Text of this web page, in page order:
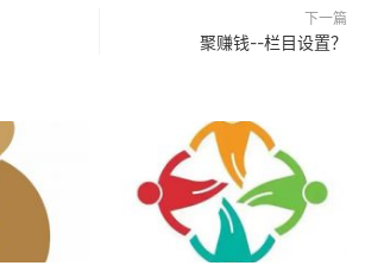
下一篇
聚赚钱--栏目设置？